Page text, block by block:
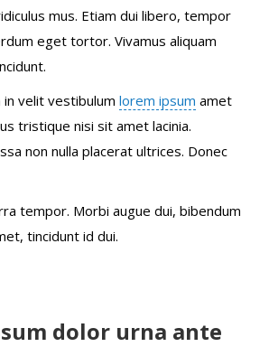
mus. Etiam dui libero, tempor
eget tortor. Vivamus aliquam
velit vestibulum lorem ipsum amet
tristique nisi sit amet lacinia.
non nulla placerat ultrices. Donec
tempor. Morbi augue dui, bibendum
tincidunt id dui.
dolor urna ante